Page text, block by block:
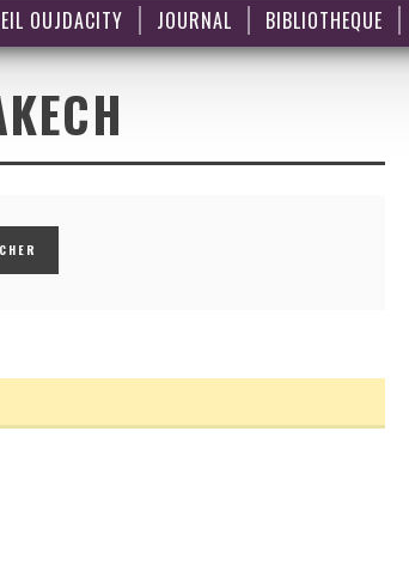
OUJDACITY JOURNAL BIBLIOTHEQUE